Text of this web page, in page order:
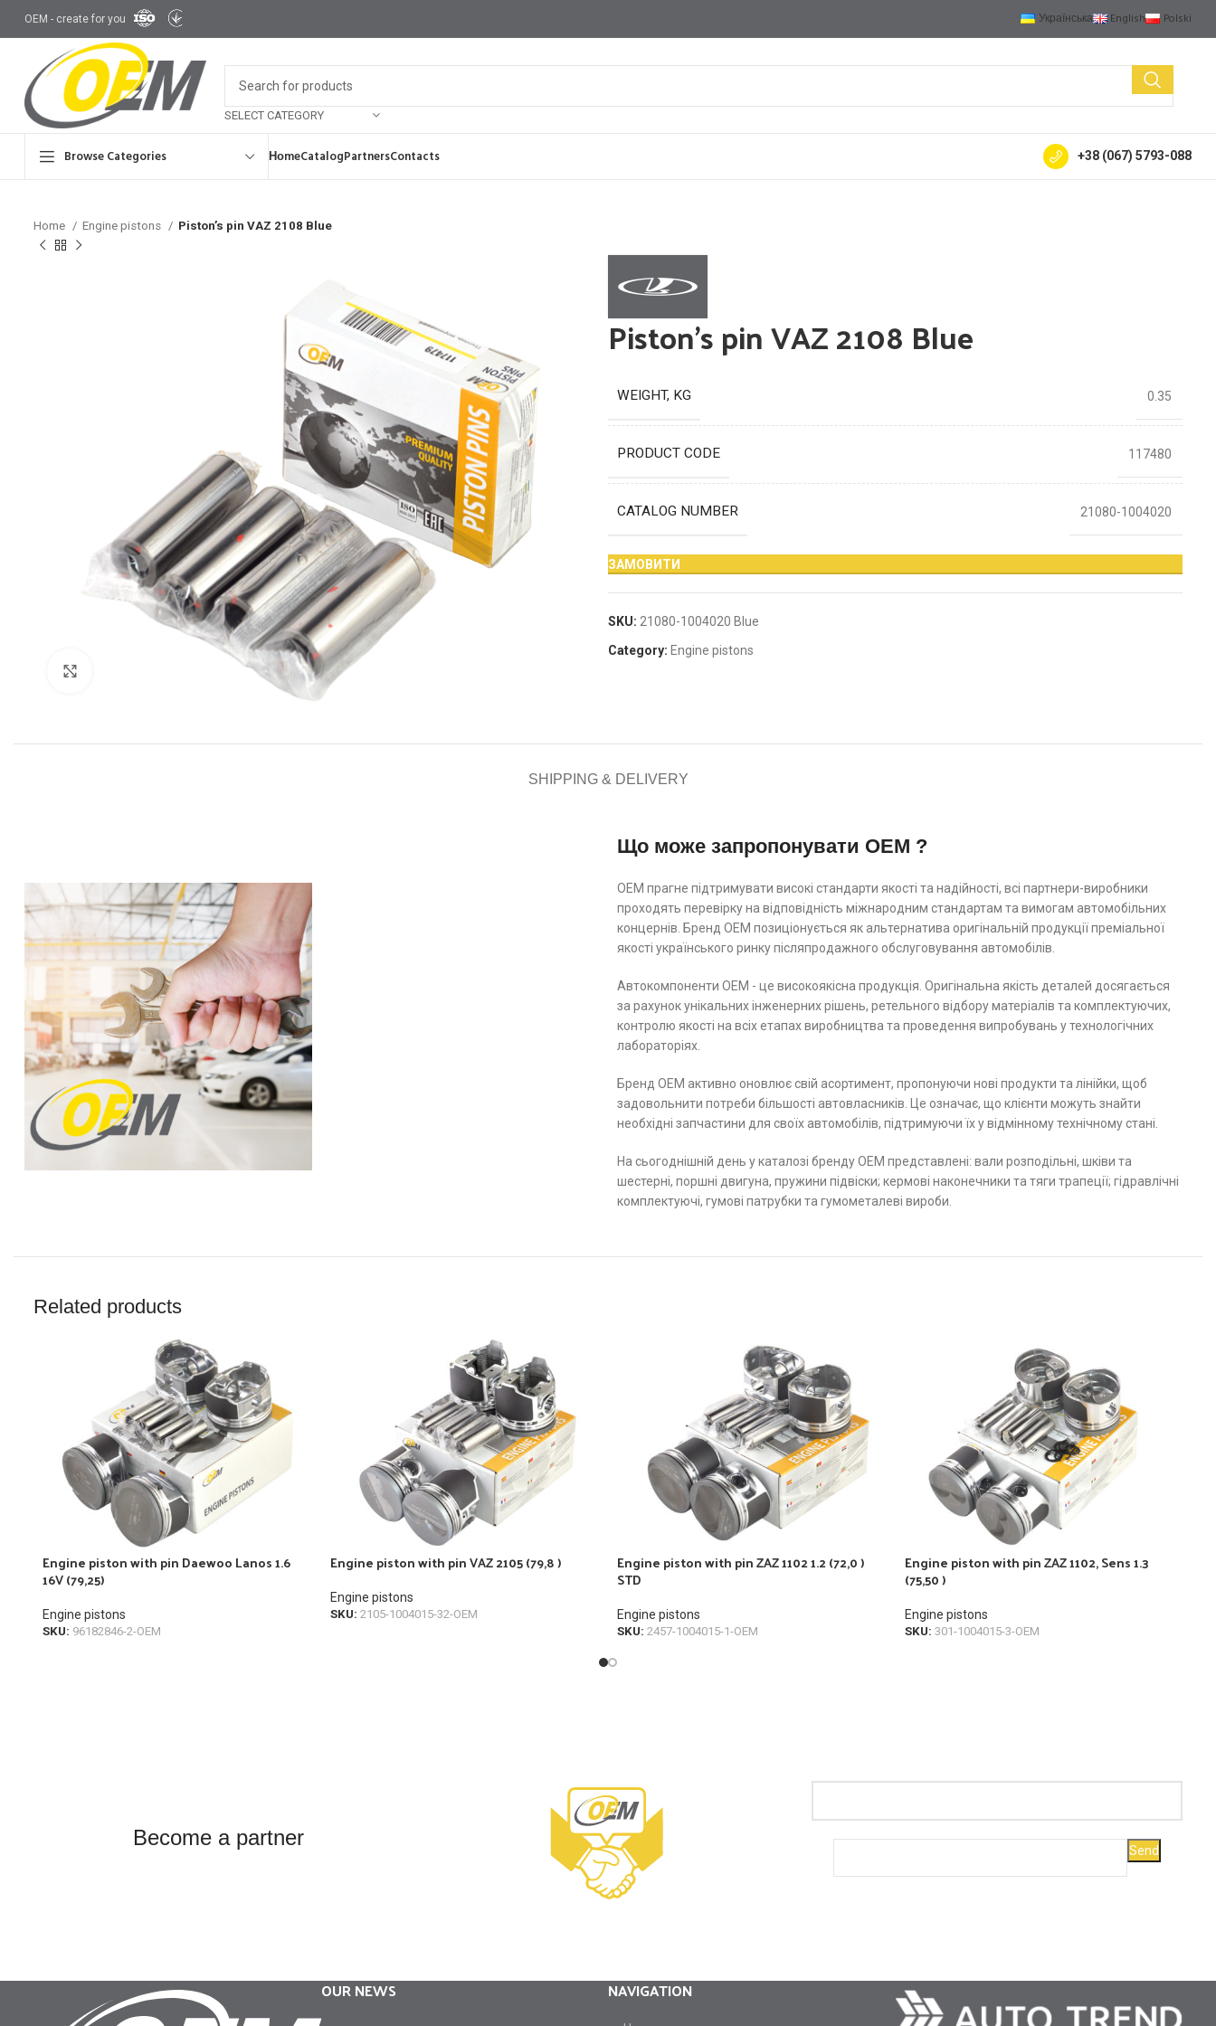
OEM - create for you Українська English Polski
SELECT CATEGORY
Browse Categories НоmeCatalogPartnersContacts +38 (067) 5793-088
Home Engine pistons Piston’s pin VAZ 2108 Blue
Piston’s pin VAZ 2108 Blue
WEIGHT, KG 0.35
PRODUCT CODE 117480
CATALOG NUMBER 21080-1004020
ЗАМОВИТИ
SKU: 21080-1004020 Blue
Category: Engine pistons
SHIPPING & DELIVERY
Що може запропонувати OEM ?
ОЕМ прагне підтримувати високі стандарти якості та надійності, всі партнери-виробники
проходять перевірку на відповідність міжнародним стандартам та вимогам автомобільних
концернів. Бренд ОЕМ позиціонується як альтернатива оригінальній продукції преміальної
якості українського ринку післяпродажного обслуговування автомобілів.
Автокомпоненти ОЕМ - це високоякісна продукція. Оригінальна якість деталей досягається
за рахунок унікальних інженерних рішень, ретельного відбору матеріалів та комплектуючих,
контролю якості на всіх етапах виробництва та проведення випробувань у технологічних
лабораторіях.
Бренд ОЕМ активно оновлює свій асортимент, пропонуючи нові продукти та лінійки, щоб
задовольнити потреби більшості автовласників. Це означає, що клієнти можуть знайти
необхідні запчастини для своїх автомобілів, підтримуючи їх у відмінному технічному стані.
На сьогоднішній день у каталозі бренду ОЕМ представлені: вали розподільні, шківи та
шестерні, поршні двигуна, пружини підвіски; кермові наконечники та тяги трапеції; гідравлічні
комплектуючі, гумові патрубки та гумометалеві вироби.
Related products
Engine piston with pin Daewoo Lanos 1.6
16V (79,25)
Engine pistons
SKU: 96182846-2-OEM
Engine piston with pin VAZ 2105 (79,8 )
Engine pistons
SKU: 2105-1004015-32-OEM
Engine piston with pin ZAZ 1102 1.2 (72,0 )
STD
Engine pistons
SKU: 2457-1004015-1-OEM
Engine piston with pin ZAZ 1102, Sens 1.3
(75,50 )
Engine pistons
SKU: 301-1004015-3-OEM
Become a partner
OUR NEWS NAVIGATION